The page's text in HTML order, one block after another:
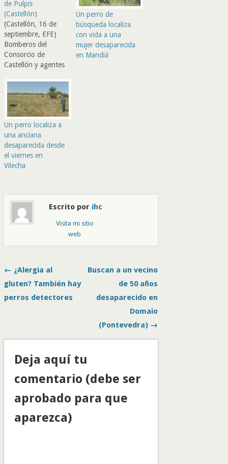
de Pulpis
(Castellón)
(Castellón, 16 de
septiembre, EFE)
Bomberos del
Consorcio de
Castellón y agentes
hombre de 84 años
que desapareció
anoche en la
localidad
castellonense de
Santa Magdalena
de Pulpis. Fuentes
del Consorcio han
Un perro de
búsqueda localiza
con vida a una
mujer desaparecida
en Mandiá
Un perro localiza a
una anciana
desaparecida desde
el viernes en
Vilecha
Escrito por ihc
Visita mi sitio
web
← ¿Alergia al
gluten? También hay
perros detectores
Buscan a un vecino
de 50 años
desaparecido en
Domaio
(Pontevedra) →
Deja aquí tu
comentario (debe ser
aprobado para que
aparezca)